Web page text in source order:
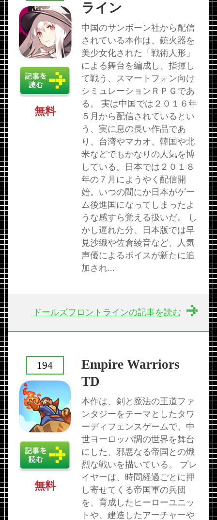
ライン
中国のサンボーン社から配信
されている本作は、銃火器を
美少女化された「戦術人形」
による舞台を編成し、指揮し
て戦う、スマートフォン向け
シミュレーションＲＰＧであ
る。 実は中国では２０１６年
５月から配信されているとい
う、実に息の長い作品であ
り、台湾やマカオ、韓国や北
米などでもかなりの人気を博
している。日本では２０１８
年の７月にようやく配信開
始。いつの間にか日本がゲー
ム後進国になってしまったよ
うな感すら覚える扱いだ。 し
かし遅れた分、日本版では早
見沙織や佐倉綾音など、人気
声優によるボイスが新たに追
加され...
無料
ドールズフロントラインの記事を読む
Empire Warriors
TD
本作は、剣と魔法の王道ファ
ンタジーをテーマとしたタワ
ーディフェンスゲームで、中
世ヨーロッパ調の世界を舞台
にした、邪悪なる帝国との熾
烈な戦いを描いている。 プレ
イヤーは、時間経過ごとに押
し寄せてくる帝国軍の兵団
を、育成したヒーローユニッ
トや、建造したアーチャーや
194
無料